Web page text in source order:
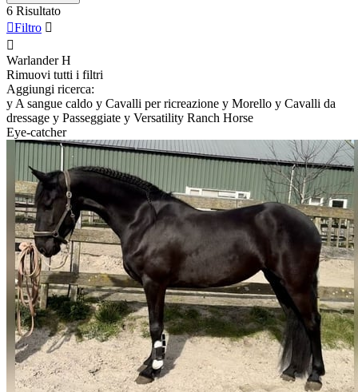
6 Risultato
Filtro 

Warlander H
Rimuovi tutti i filtri
Aggiungi ricerca:
y A sangue caldo y Cavalli per ricreazione y Morello y Cavalli da
dressage y Passeggiate y Versatility Ranch Horse
Eye-catcher